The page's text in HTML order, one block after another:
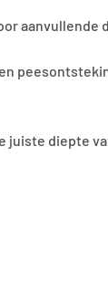
aanvullende
juiste diepte